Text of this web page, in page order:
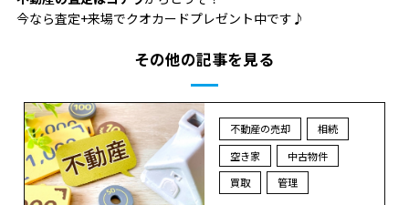
今なら査定+来場でクオカードプレゼント中です♪
その他の記事を見る
不動産の売却
相続
空き家
中古物件
買取
管理